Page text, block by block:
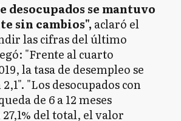
desocupados se mantuvo
sin cambios", aclaró el
las cifras del último
"Frente al cuarto
la tasa de desempleo se
"Los desocupados con
de 6 a 12 meses
del total, el valor